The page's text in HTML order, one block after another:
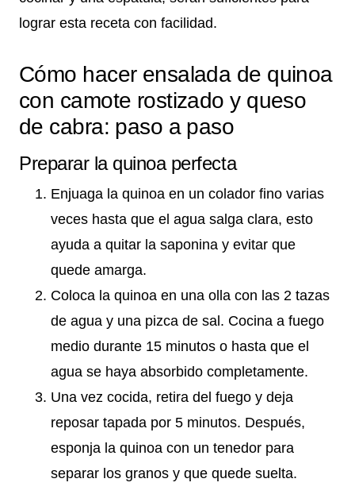
lograr esta receta con facilidad.
Cómo hacer ensalada de quinoa
con camote rostizado y queso
de cabra: paso a paso
Preparar la quinoa perfecta
Enjuaga la quinoa en un colador fino varias
veces hasta que el agua salga clara, esto
ayuda a quitar la saponina y evitar que
quede amarga.
Coloca la quinoa en una olla con las 2 tazas
de agua y una pizca de sal. Cocina a fuego
medio durante 15 minutos o hasta que el
agua se haya absorbido completamente.
Una vez cocida, retira del fuego y deja
reposar tapada por 5 minutos. Después,
esponja la quinoa con un tenedor para
separar los granos y que quede suelta.